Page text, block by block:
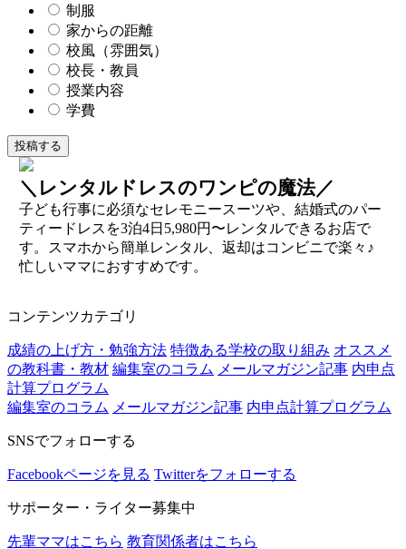
制服
家からの距離
校風（雰囲気）
校長・教員
授業内容
学費
＼レンタルドレスのワンピの魔法／
子ども行事に必須なセレモニースーツや、結婚式のパー
ティードレスを3泊4日5,980円〜レンタルできるお店で
す。スマホから簡単レンタル、返却はコンビニで楽々♪
忙しいママにおすすめです。
コンテンツカテゴリ
成績の上げ方・勉強方法 特徴ある学校の取り組み オススメ
の教科書・教材 編集室のコラム メールマガジン記事 内申点
計算プログラム
編集室のコラム メールマガジン記事 内申点計算プログラム
SNSでフォローする
Facebookページを見る Twitterをフォローする
サポーター・ライター募集中
先輩ママはこちら 教育関係者はこちら